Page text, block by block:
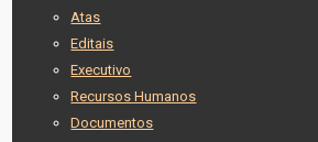
Atas
Editais
Executivo
Recursos Humanos
Documentos